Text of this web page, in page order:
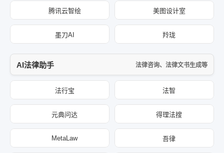
腾讯云智绘 美图设计室
墨刀AI 羚珑
AI法律助手 法律咨询、法律文书生成等
法行宝 法智
元典问达 得理法搜
MetaLaw 吾律